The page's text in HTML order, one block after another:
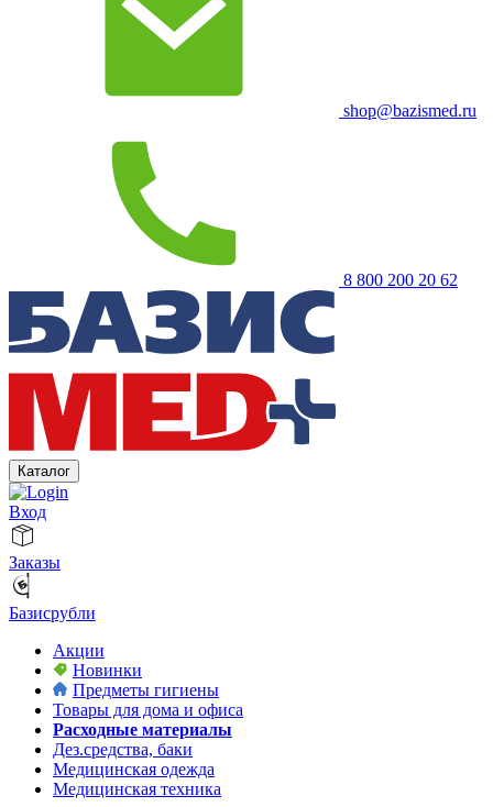
shop@bazismed.ru
8 800 200 20 62
Каталог
Вход
Заказы
Базисрубли
Акции
Новинки
Предметы гигиены
Товары для дома и офиса
Расходные материалы
Дез.средства, баки
Медицинская одежда
Медицинская техника